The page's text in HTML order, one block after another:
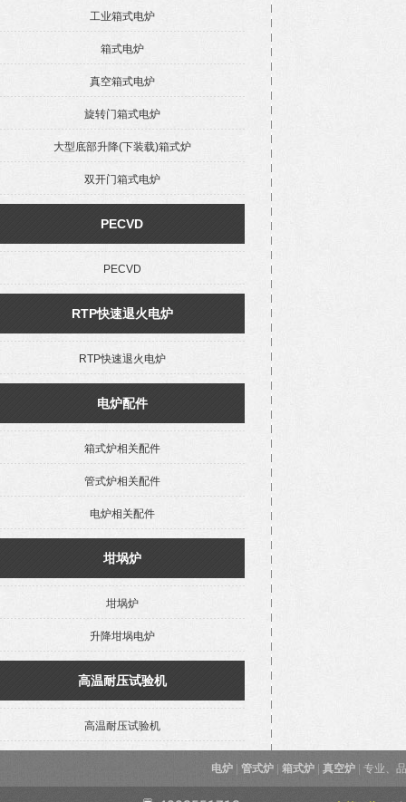
工业箱式电炉
箱式电炉
真空箱式电炉
旋转门箱式电炉
大型底部升降(下装载)箱式炉
双开门箱式电炉
PECVD
PECVD
RTP快速退火电炉
RTP快速退火电炉
电炉配件
箱式炉相关配件
管式炉相关配件
电炉相关配件
坩埚炉
坩埚炉
升降坩埚电炉
高温耐压试验机
高温耐压试验机
电炉 管式炉 箱式炉 真空炉 专业、